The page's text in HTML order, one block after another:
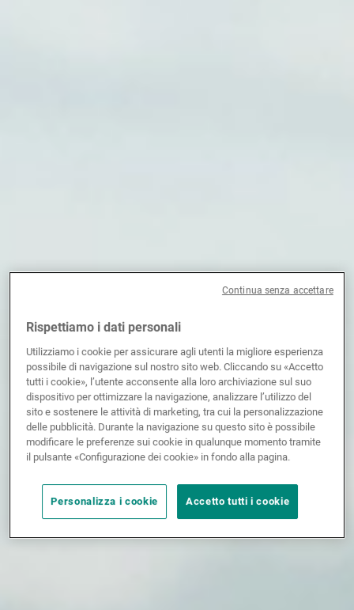
Rispettiamo i dati personali
Utilizziamo i cookie per assicurare agli utenti la migliore esperienza
possibile di navigazione sul nostro sito web. Cliccando su «Accetto
tutti i cookie», l’utente acconsente alla loro archiviazione sul suo
dispositivo per ottimizzare la navigazione, analizzare l’utilizzo del
sito e sostenere le attività di marketing, tra cui la personalizzazione
delle pubblicità. Durante la navigazione su questo sito è possibile
modificare le preferenze sui cookie in qualunque momento tramite
il pulsante «Configurazione dei cookie» in fondo alla pagina.
Personalizza i cookie Accetto tutti i cookie
Continua senza accettare